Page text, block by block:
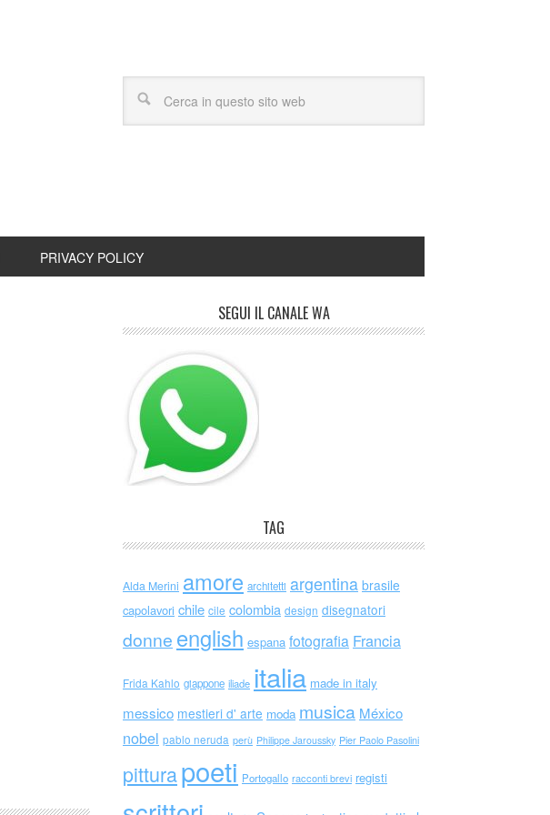
PRIVACY POLICY
SEGUI IL CANALE WA
TAG
Alda Merini amore architetti argentina brasile
capolavori chile cile colombia design disegnatori
donne english espana fotografia Francia
Frida Kahlo giappone iliade italia made in italy
messico mestieri d' arte moda musica México
nobel pablo neruda perù Philippe Jaroussky Pier Paolo Pasolini
pitturapoeti Portogallo racconti brevi registi